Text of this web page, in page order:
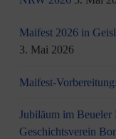
Maifest 2026 in
3. Mai 2026
Maifest-
Jubiläum im Beueler
Geschichtsverein